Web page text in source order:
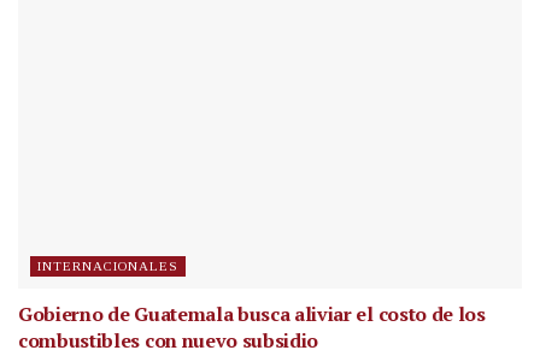
INTERNACIONALES
Gobierno de Guatemala busca aliviar el costo de los
combustibles con nuevo subsidio